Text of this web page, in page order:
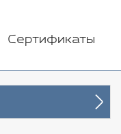
Сертификаты